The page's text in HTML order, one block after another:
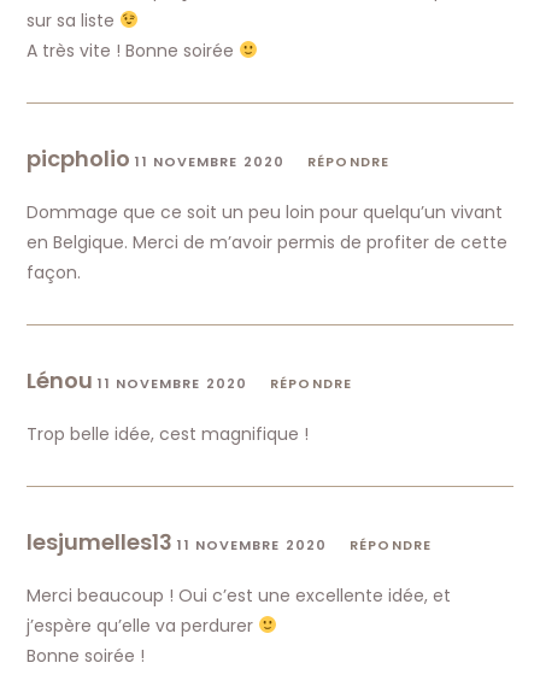
sur sa liste
A très vite ! Bonne soirée
picpholio 11 NOVEMBRE 2020 RÉPONDRE
Dommage que ce soit un peu loin pour quelqu’un vivant
en Belgique. Merci de m’avoir permis de profiter de cette
façon.
Lénou 11 NOVEMBRE 2020 RÉPONDRE
Trop belle idée, cest magnifique !
lesjumelles13 11 NOVEMBRE 2020 RÉPONDRE
Merci beaucoup ! Oui c’est une excellente idée, et
j’espère qu’elle va perdurer
Bonne soirée !